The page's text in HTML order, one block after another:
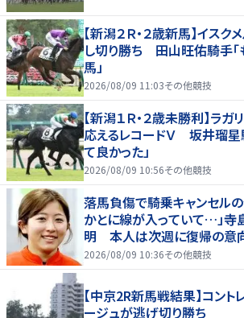
【新潟２Ｒ・２歳新馬】イス
し切り勝ち 田山旺佑騎手「
馬」
2026/08/09 11:03その他競技
【新潟１Ｒ・２歳未勝利】ラ
応えるレコードＶ 坂井瑠星
て良かった」
2026/08/09 10:56その他競技
落馬負傷で騎乗キャンセル
かとに線が入っていて…」
明 本人は次週に復帰の意
2026/08/09 10:36その他競技
【中京2R新馬戦結果】コン
ージュが逃げ切り勝ち